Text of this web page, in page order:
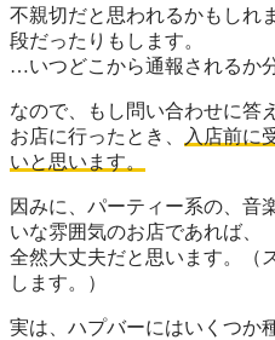
不親切だと思われるかもしれ
段だったりもします。
…いつどこから通報されるか
なので、もし問い合わせに答
お店に行ったとき、
入店前に
いと思います。
因みに、パーティー系の、音
いな雰囲気のお店であれば、
全然大丈夫だと思います。（
します。）
実は、ハプバーにはいくつか